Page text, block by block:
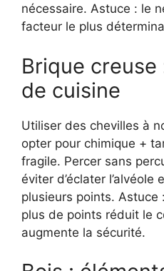
nécessaire. Astuce : le
facteur le plus
Brique
de cuisine
Utiliser des chevilles à
opter pour chimique +
fragile. Percer sans
éviter d’éclater
plusieurs points.
plus de points réduit le
augmente la sécurité.